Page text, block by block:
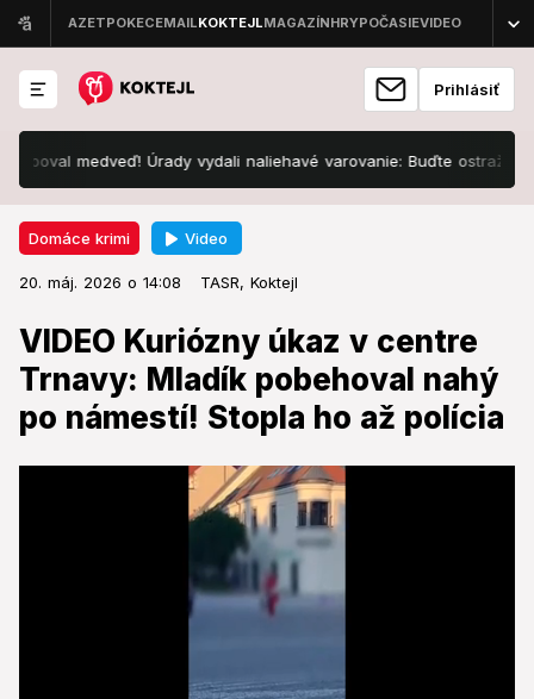
Prihlásiť
medveď! Úrady vydali naliehavé varovanie: Buďte ostražití!
Domáce krimi Video
20. máj. 2026 o 14:08 TASR, Koktejl
VIDEO Kuriózny úkaz v centre
Trnavy: Mladík pobehoval nahý
po námestí! Stopla ho až polícia
Domáce krimi 20. máj. 2026 o 14:08
VIDEO Kuriózny úkaz v centre
Trnavy: Mladík pobehoval nahý po
námestí! Stopla ho až polícia
Mladík skončil v policajnej cele.